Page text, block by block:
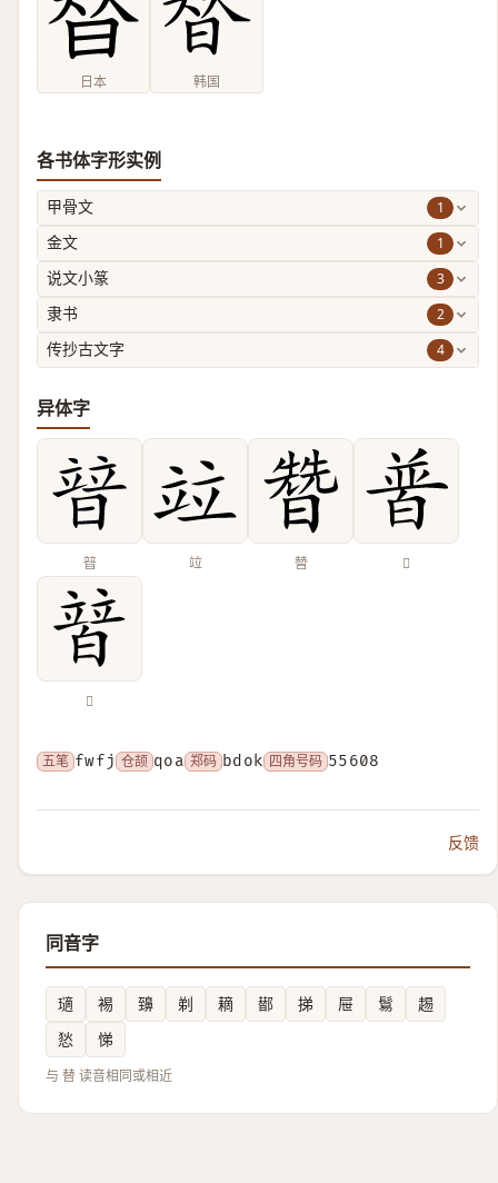
日本 韩国
各书体字形实例
甲骨文 1
金文 1
说文小篆 3
隶书 2
传抄古文字 4
异体字
暜 竝 㬱 𤽽
𤾕
五笔 fwfj 仓颉 qoa 郑码 bdok 四角号码 55608
反馈
同音字
瓋 裼 䶍 剃 䎮 䣠 挮 屉 鬄
䞶
悐
悌
与 替 读音相同或相近